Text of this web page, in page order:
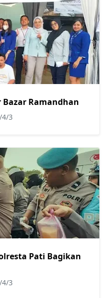
Bazar Ramandhan
4/3
Pati Bagikan
4/3